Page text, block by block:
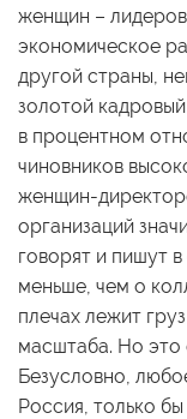
женщин –
экономическое
другой страны,
золотой
в процентном
чиновников
женщин-
организаций
говорят и пишут
меньше, чем о
плечах лежит
масштаба. Но это
Безусловно,
Россия, только